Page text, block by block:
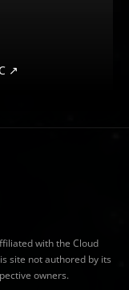
with the Cloud
site not authored by its
owners.